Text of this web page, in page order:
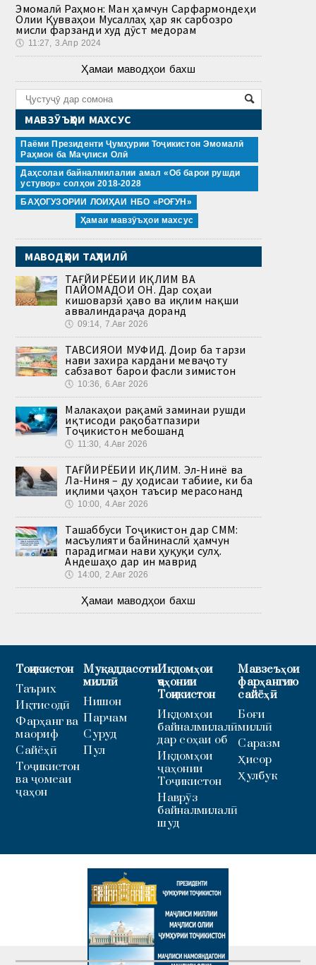
Эмомалӣ Раҳмон: Ман ҳамчун Сарфармондеҳи
Олии Қувваҳои Мусаллаҳ ҳар як сарбозро
мисли фарзанди худ дӯст медорам
🕔 11:27, 3.Апр 2024
Ҳамаи маводҳои бахш
МАВЗӮЪҲОИ МАХСУС
Паёми Президенти Ҷумҳурии Тоҷикистон Эмомалӣ
Раҳмон ба Маҷлиси Олӣ
Даҳсолаи байналмилалии амал «Об барои рушди
устувор» солҳои 2018-2028
БАҲОГУЗОРИИ ЛОИҲАИ НБО «РОҒУН»
Ҳамаи мавзӯъҳои махсус
МАВОДҲОИ ТАҲЛИЛӢ
ТАҒЙИРЁБИИ ИҚЛИМ ВА
ПАЙОМАДҲОИ ОН. Дар соҳаи
кишоварзӣ ҳаво ва иқлим нақши
аввалиндараҷа доранд
🕔 09:14, 7.Авг 2026
ТАВСИЯҲОИ МУФИД. Доир ба тарзи
нави захира кардани меваҷоту
сабзавот барои фасли зимистон
🕔 10:36, 6.Авг 2026
Малакаҳои рақамӣ заминаи рушди
иқтисоди рақобатпазири
Тоҷикистон мебошанд
🕔 11:30, 4.Авг 2026
ТАҒЙИРЁБИИ ИҚЛИМ. Эл-Нинё ва
Ла-Ниня – ду ҳодисаи табиие, ки ба
иқлими ҷаҳон таъсир мерасонанд
🕔 10:00, 4.Авг 2026
Ташаббуси Тоҷикистон дар СММ:
масъулияти байнинаслӣ ҳамчун
парадигмаи нави ҳуқуқи сулҳ.
Андешаҳо дар ин маврид
🕔 14:00, 2.Авг 2026
Ҳамаи маводҳои бахш
Тоҷикистон
Таърих
Иқтисодӣ
Фарҳанг ва
маориф
Сайёҳӣ
Тоҷикистон
ва ҷомеаи
ҷаҳон
Муқаддасоти
миллӣ
Нишон
Парчам
Суруд
Пул
Иқдомҳои
ҷаҳонии
Тоҷикистон
Иқдомҳои
байналмилалӣ
дар соҳаи об
Иқдомҳои
ҷаҳонии
Тоҷикистон
Наврӯз
байналмилалӣ
шуд
Мавзеъҳои
фарҳангию
сайёҳӣ
Боғи
миллӣ
Саразм
Ҳисор
Ҳулбук